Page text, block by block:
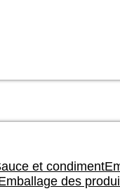
et condiment
des